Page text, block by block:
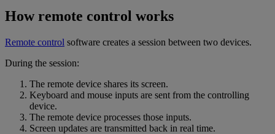
How remote control works
Remote control software creates a session between two devices.
During the session:
The remote device shares its screen.
Keyboard and mouse inputs are sent from the controlling
device.
The remote device processes those inputs.
Screen updates are transmitted back in real time.